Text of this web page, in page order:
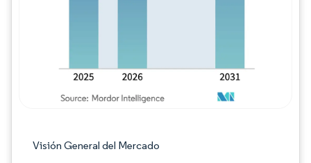
Visión General del Mercado